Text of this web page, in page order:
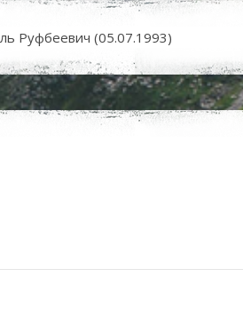
Руфбеевич (05.07.1993)